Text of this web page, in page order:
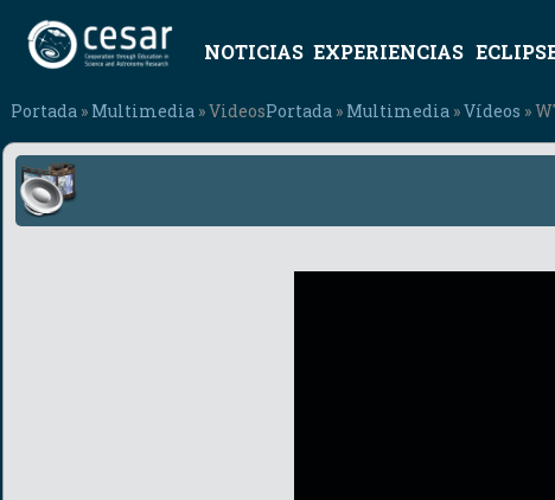
NOTICIAS EXPERIENCIAS
Portada » Multimedia » VideosPortada » Multimedia »Vídeos »